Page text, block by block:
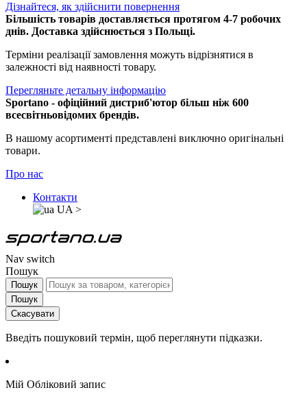
Дізнайтеся, як здійснити повернення
Більшість товарів доставляється протягом 4-7 робочих
днів. Доставка здійснюється з Польщі.
Терміни реалізації замовлення можуть відрізнятися в
залежності від наявності товару.
Перегляньте детальну інформацію
Sportano - офіційний дистриб'ютор більш ніж 600
всесвітньовідомих брендів.
В нашому асортименті представлені виключно оригінальні
товари.
Про нас
Контакти
UA >
Nav switch
Пошук
Пошук
Пошук
Скасувати
Введіть пошуковий термін, щоб переглянути підказки.
Мій Обліковий запис